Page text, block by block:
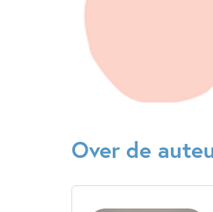
Over de